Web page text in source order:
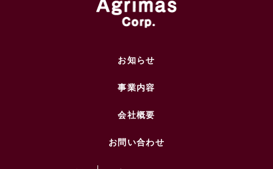
お知らせ
事業内容
会社概要
お問い合わせ